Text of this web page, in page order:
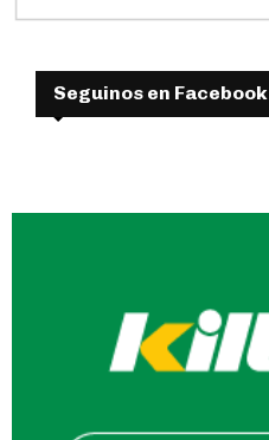
Seguinos en Facebook